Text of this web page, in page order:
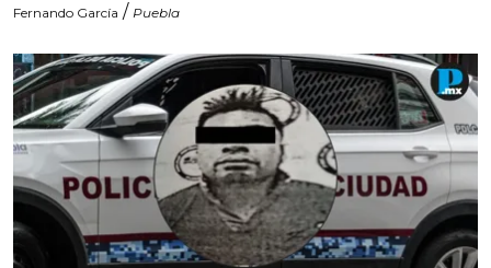
Fernando García / Puebla